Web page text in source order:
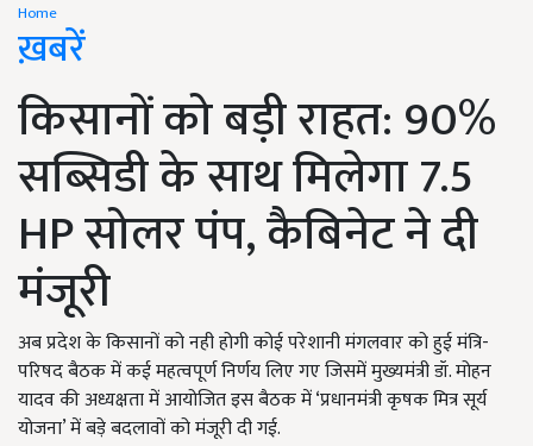
Home
ख़बरें
किसानों को बड़ी राहत: 90%
सब्सिडी के साथ मिलेगा 7.5
HP सोलर पंप, कैबिनेट ने दी
मंजूरी
अब प्रदेश के किसानों को नही होगी कोई परेशानी मंगलवार को हुई मंत्रि-
परिषद बैठक में कई महत्वपूर्ण निर्णय लिए गए जिसमें मुख्यमंत्री डॉ. मोहन
यादव की अध्यक्षता में आयोजित इस बैठक में ‘प्रधानमंत्री कृषक मित्र सूर्य
योजना’ में बड़े बदलावों को मंजूरी दी गई.